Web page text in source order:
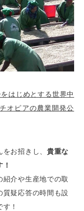
はじめとする世界中
オピアの農業開発公
をお招きし、貴重な
介や生産地での取
質疑応答の時間も設
！